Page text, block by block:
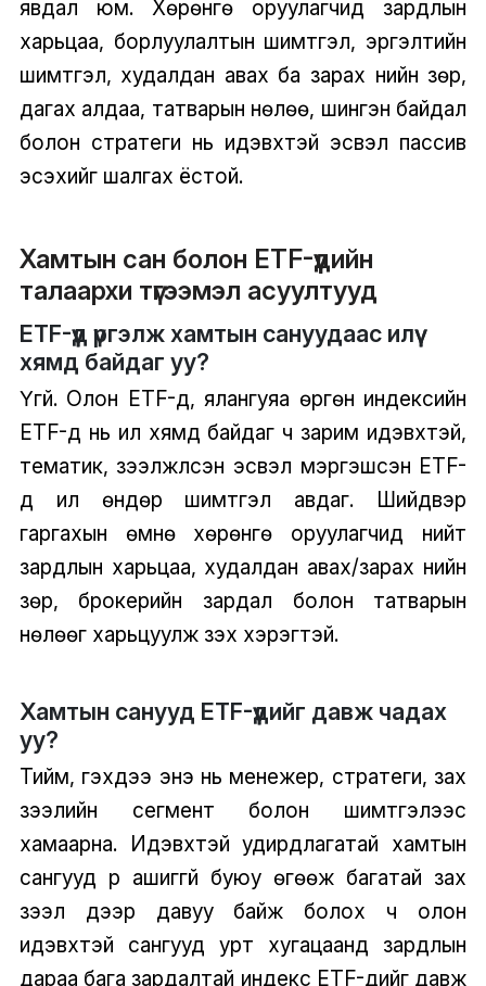
явдал юм. Хөрөнгө оруулагчид зардлын
харьцаа, борлуулалтын шимтгэл, эргэлтийн
шимтгэл, худалдан авах ба зарах үнийн зөрүү,
дагах алдаа, татварын нөлөө, шингэн байдал
болон стратеги нь идэвхтэй эсвэл пассив
эсэхийг шалгах ёстой.
Хамтын сан болон ETF-үүдийн
талаархи түгээмэл асуултууд
ETF-үүд үргэлж хамтын сануудаас илүү
хямд байдаг уу?
Үгүй. Олон ETF-үүд, ялангуяа өргөн индексийн
ETF-үүд нь илүү хямд байдаг ч зарим идэвхтэй,
тематик, зээлжүүлсэн эсвэл мэргэшсэн ETF-
үүд илүү өндөр шимтгэл авдаг. Шийдвэр
гаргахын өмнө хөрөнгө оруулагчид нийт
зардлын харьцаа, худалдан авах/зарах үнийн
зөрүү, брокерийн зардал болон татварын
нөлөөг харьцуулж үзэх хэрэгтэй.
Хамтын санууд ETF-үүдийг давж чадах
уу?
Тийм, гэхдээ энэ нь менежер, стратеги, зах
зээлийн сегмент болон шимтгэлээс
хамаарна. Идэвхтэй удирдлагатай хамтын
сангууд үр ашиггүй буюу өгөөж багатай зах
зээл дээр давуу байж болох ч олон
идэвхтэй сангууд урт хугацаанд зардлын
дараа бага зардалтай индекс ETF-үүдийг давж